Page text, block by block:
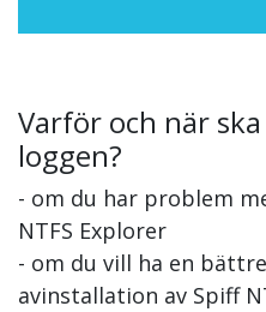
Varför och när
loggen?
- om du har problem
NTFS Explorer
- om du vill ha en
avinstallation av Spiff